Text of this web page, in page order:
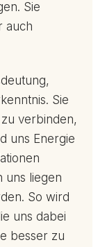
Sie
auch
Sie
verbinden,
uns Energie
uns liegen
So wird
uns dabei
besser zu